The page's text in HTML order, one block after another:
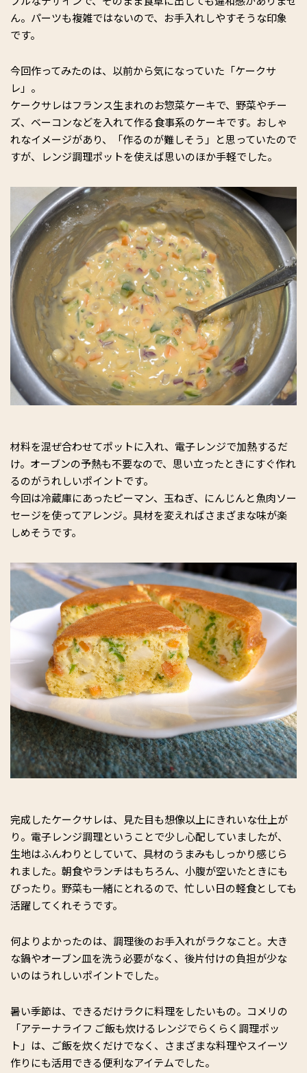
ん。パーツも複雑ではないので、お手入れしやすそうな印象
です。
今回作ってみたのは、以前から気になっていた「ケークサ
レ」。
ケークサレはフランス生まれのお惣菜ケーキで、野菜やチー
ズ、ベーコンなどを入れて作る食事系のケーキです。おしゃ
れなイメージがあり、「作るのが難しそう」と思っていたので
すが、レンジ調理ポットを使えば思いのほか手軽でした。
材料を混ぜ合わせてポットに入れ、電子レンジで加熱するだ
け。オーブンの予熱も不要なので、思い立ったときにすぐ作れ
るのがうれしいポイントです。
今回は冷蔵庫にあったピーマン、玉ねぎ、にんじんと魚肉ソー
セージを使ってアレンジ。具材を変えればさまざまな味が楽
しめそうです。
完成したケークサレは、見た目も想像以上にきれいな仕上が
り。電子レンジ調理ということで少し心配していましたが、
生地はふんわりとしていて、具材のうまみもしっかり感じら
れました。朝食やランチはもちろん、小腹が空いたときにも
ぴったり。野菜も一緒にとれるので、忙しい日の軽食としても
活躍してくれそうです。
何よりよかったのは、調理後のお手入れがラクなこと。大き
な鍋やオーブン皿を洗う必要がなく、後片付けの負担が少な
いのはうれしいポイントでした。
暑い季節は、できるだけラクに料理をしたいもの。コメリの
「アテーナライフ ご飯も炊けるレンジでらくらく調理ポッ
ト」は、ご飯を炊くだけでなく、さまざまな料理やスイーツ
作りにも活用できる便利なアイテムでした。